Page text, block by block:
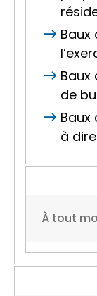
Baux
Baux
de
Baux
à
À tout